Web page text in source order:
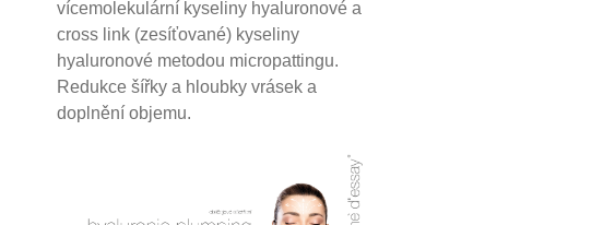
vícemolekulární kyseliny hyaluronové a
cross link (zesíťované) kyseliny
hyaluronové metodou micropattingu.
Redukce šířky a hloubky vrásek a
doplnění objemu.